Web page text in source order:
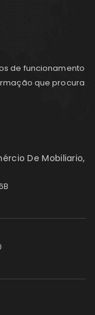
de funcionamento
que procura
De Mobiliario,